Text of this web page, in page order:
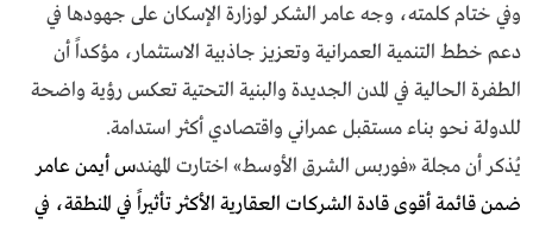
وفي ختام كلمته، وجه عامر الشكر لوزارة الإسكان على جهودها في
دعم خطط التنمية العمرانية وتعزيز جاذبية الاستثمار، مؤكداً أن
الطفرة الحالية في المدن الجديدة والبنية التحتية تعكس رؤية واضحة
للدولة نحو بناء مستقبل عمراني واقتصادي أكثر استدامة.
يُذكر أن مجلة «فوربس الشرق الأوسط» اختارت المهندس أيمن عامر
ضمن قائمة أقوى قادة الشركات العقارية الأكثر تأثيراً في المنطقة، في